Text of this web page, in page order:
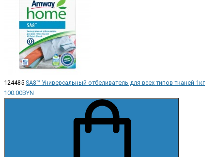
124485 SA8™ Универсальный отбеливатель для всех типов тканей 1кг
100.00BYN